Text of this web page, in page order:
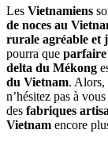
Les Vietnamiens
de noces au
rurale agréable et
pourra que parfaire
delta du Mékong
du Vietnam. Alors,
n’hésitez pas à
des fabriques
Vietnam encore